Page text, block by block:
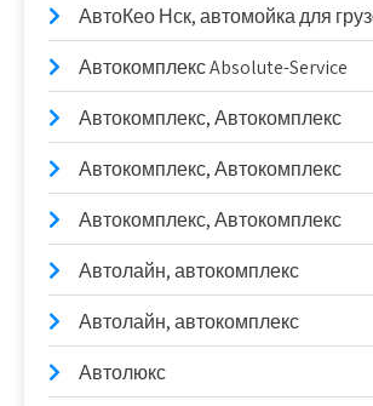
АвтоКео Нск, автомойка для
Автокомплекс Absolute-Service
Автокомплекс, Автокомплекс
Автокомплекс, Автокомплекс
Автокомплекс, Автокомплекс
Автолайн, автокомплекс
Автолайн, автокомплекс
Автолюкс